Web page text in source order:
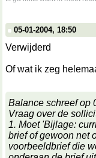
05-01-2004, 18:50
Verwijderd
Of wat ik zeg
Balance schreef op
Vraag over de
1. Moet 'Bijlage:
brief of gewoon net
voorbeeldbrief die